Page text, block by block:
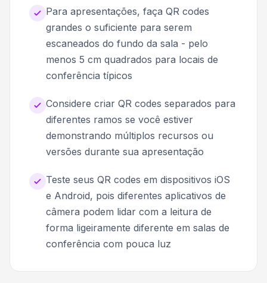
Para apresentações, faça QR codes
grandes o suficiente para serem
escaneados do fundo da sala - pelo
menos 5 cm quadrados para locais de
conferência típicos
Considere criar QR codes separados para
diferentes ramos se você estiver
demonstrando múltiplos recursos ou
versões durante sua apresentação
Teste seus QR codes em dispositivos iOS
e Android, pois diferentes aplicativos de
câmera podem lidar com a leitura de
forma ligeiramente diferente em salas de
conferência com pouca luz